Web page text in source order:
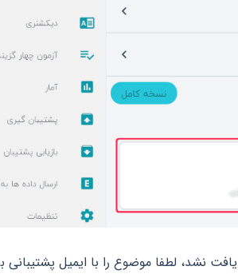
نشد، لطفا موضوع را با ایمیل پشتیبانی